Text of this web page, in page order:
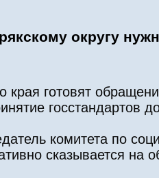
округу
края готовят
госстандартов
комитета по
сказывается